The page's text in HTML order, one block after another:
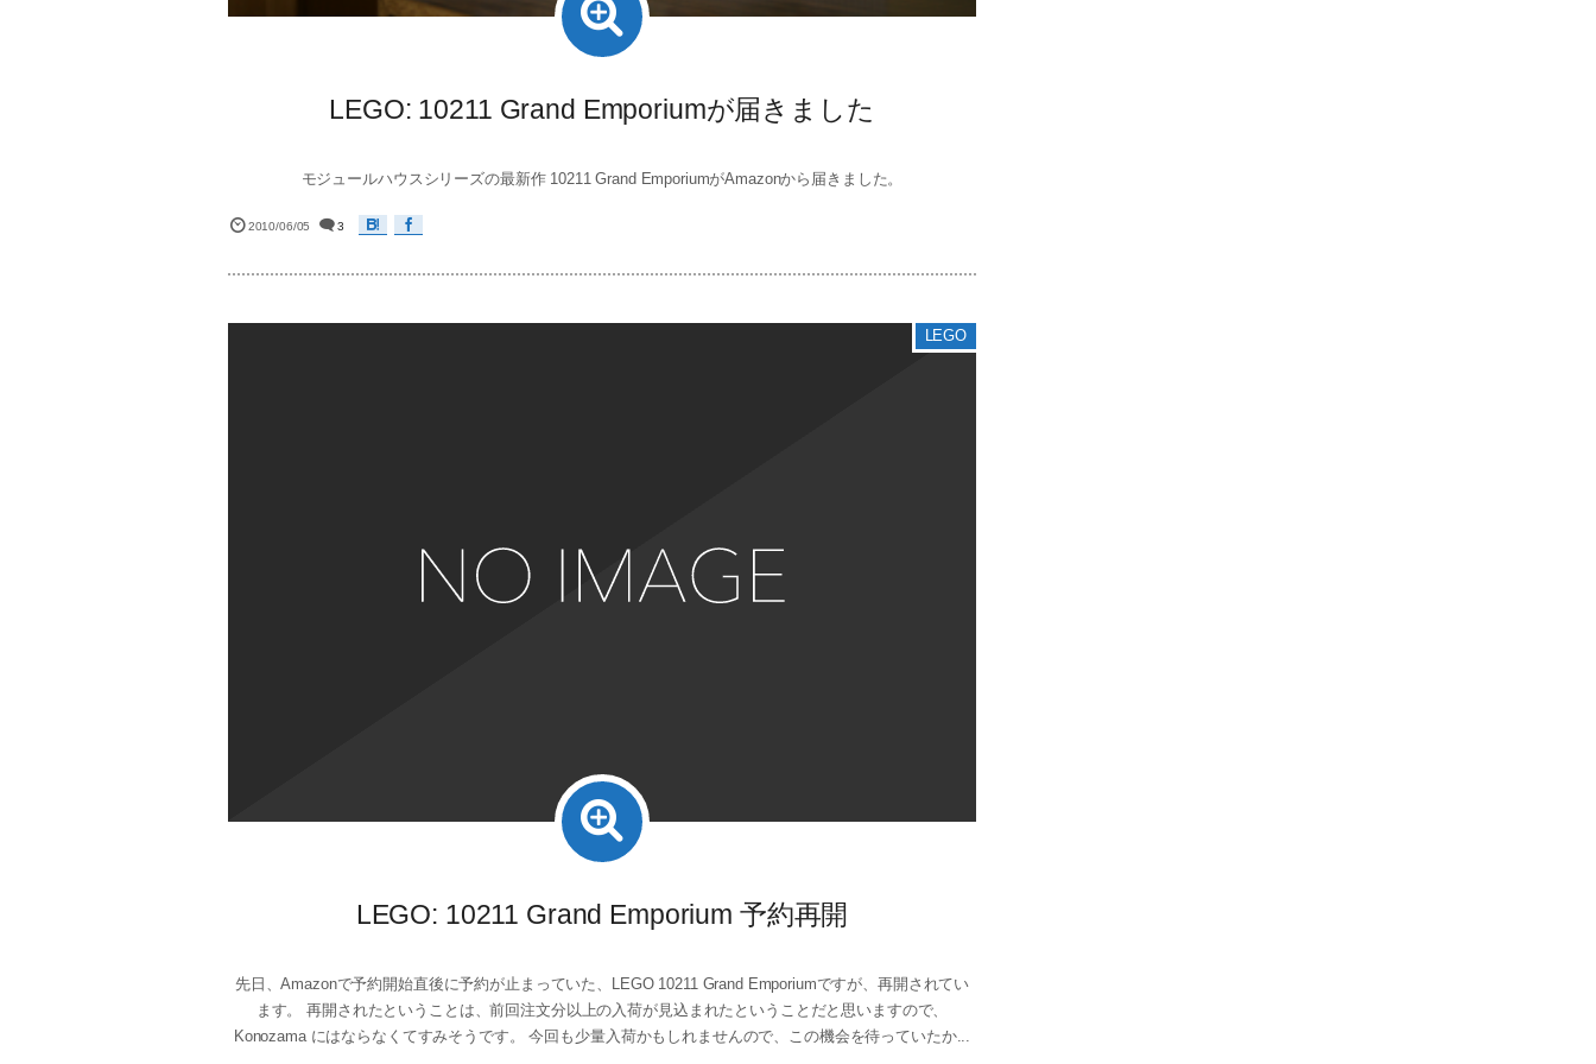
LEGO: 10211 Grand Emporiumが届きました
モジュールハウスシリーズの最新作 10211 Grand EmporiumがAmazonから届きました。
2010/06/05 3
LEGO: 10211 Grand Emporium 予約再開
先日、Amazonで予約開始直後に予約が止まっていた、LEGO 10211 Grand Emporiumですが、再開されてい
ます。 再開されたということは、前回注文分以上の入荷が見込まれたということだと思いますので、
Konozama にはならなくてすみそうです。 今回も少量入荷かもしれませんので、この機会を待っていたか...
LEGO